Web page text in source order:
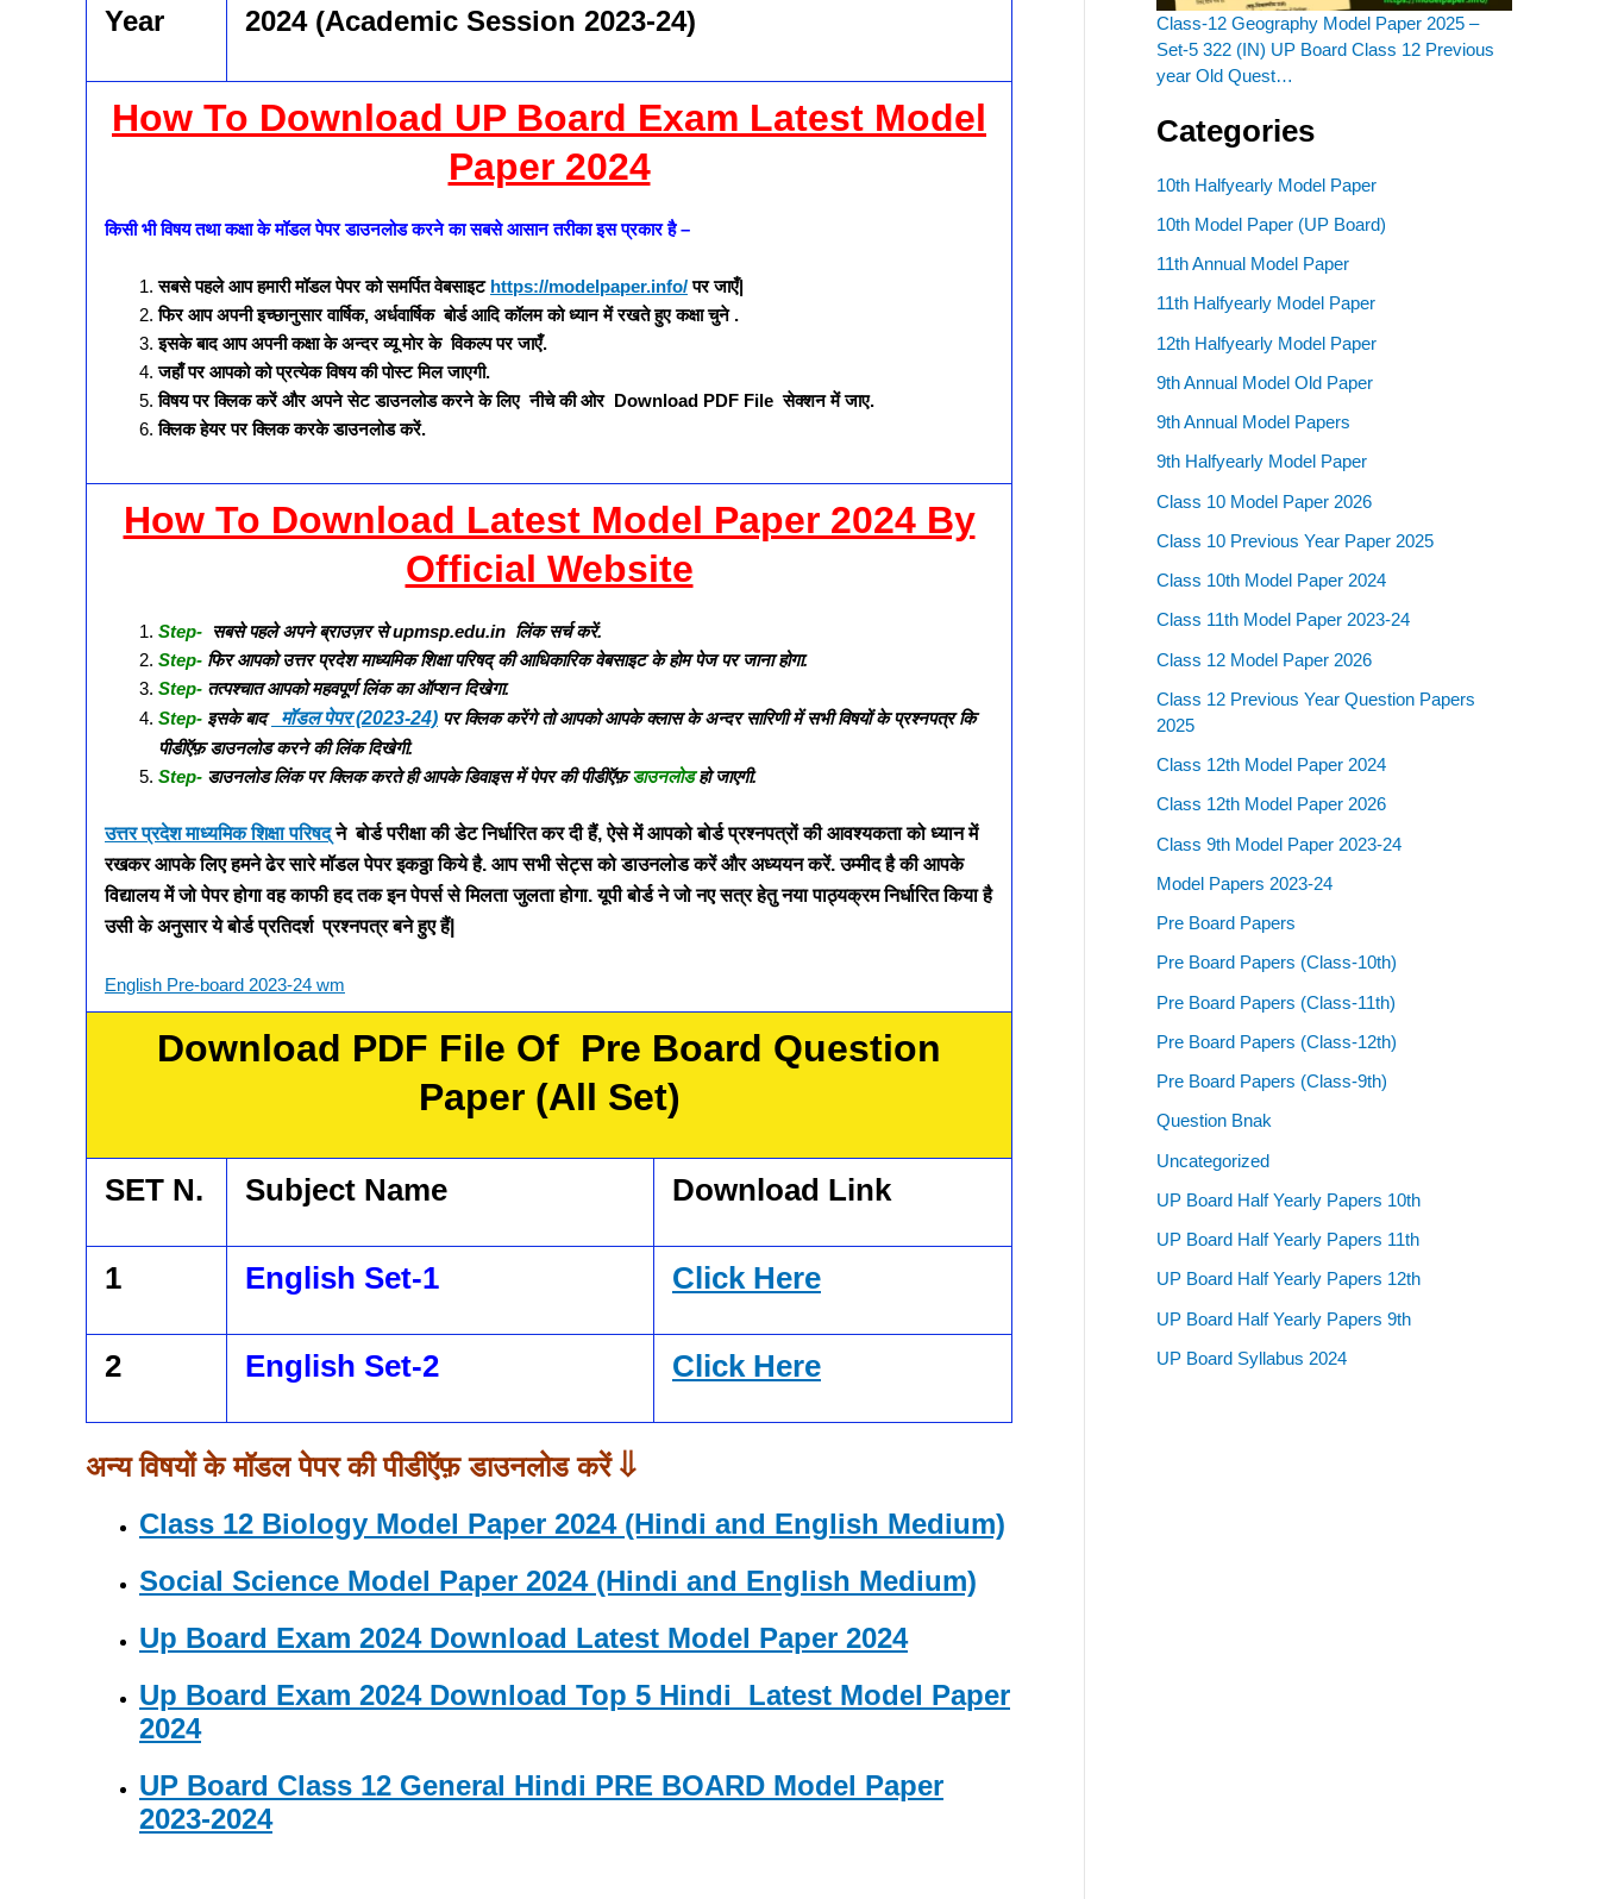
Year 2024 (Academic Session 2023-24)
How To Download UP Board Exam Latest Model
Paper 2024
किसी भी विषय तथा कक्षा के मॉडल पेपर डाउनलोड करने का सबसे आसान तरीका इस प्रकार है –
सबसे पहले आप हमारी मॉडल पेपर को समर्पित वेबसाइट https://modelpaper.info/पर जाएँ|
फिर आप अपनी इच्छानुसार वार्षिक, अर्धवार्षिक बोर्ड आदि कॉलम को ध्यान में रखते हुए कक्षा चुने .
इसके बाद आप अपनी कक्षा के अन्दर व्यू मोर के विकल्प पर जाएँ.
जहाँ पर आपको को प्रत्येक विषय की पोस्ट मिल जाएगी.
विषय पर क्लिक करें और अपने सेट डाउनलोड करने के लिए नीचे की ओर Download PDF File सेक्शन में जाए.
क्लिक हेयर पर क्लिक करके डाउनलोड करें.
How To Download Latest Model Paper 2024 By
Official Website
Step- सबसे पहले अपने ब्राउज़र से upmsp.edu.in लिंक सर्च करें.
Step- फिर आपको उत्तर प्रदेश माध्यमिक शिक्षा परिषद् की आधिकारिक वेबसाइट के होम पेज पर जाना होगा.
Step- तत्पश्चात आपको महवपूर्ण लिंक का ऑप्शन दिखेगा.
Step- इसके बाद मॉडल पेपर (2023-24) पर क्लिक करेंगे तो आपको आपके क्लास के अन्दर सारिणी में सभी विषयों के प्रश्नपत्र कि
पीडीऍफ़ डाउनलोड करने की लिंक दिखेगी.
Step- डाउनलोड लिंक पर क्लिक करते ही आपके डिवाइस में पेपर की पीडीऍफ़डाउनलोडहो जाएगी.
उत्तर प्रदेश माध्यमिक शिक्षा परिषद्ने बोर्ड परीक्षा की डेट निर्धारित कर दी हैं, ऐसे में आपको बोर्ड प्रश्नपत्रों की आवश्यकता को ध्यान में
रखकर आपके लिए हमने ढेर सारे मॉडल पेपर इकठ्ठा किये है. आप सभी सेट्स को डाउनलोड करें और अध्ययन करें.उम्मीद है की आपके
विद्यालय में जो पेपर होगा वह काफी हद तक इन पेपर्स से मिलता जुलता होगा. यूपी बोर्ड ने जो नए सत्र हेतु नया पाठ्यक्रम निर्धारित किया है
उसी के अनुसार ये बोर्ड प्रतिदर्श प्रश्नपत्र बने हुए हैं|
English Pre-board 2023-24 wm
Download PDF File Of Pre Board Question
Paper (All Set)
SET N. Subject Name Download Link
1 English Set-1 Click Here
2 English Set-2 Click Here
अन्य विषयों के मॉडल पेपर की पीडीऍफ़ डाउनलोड करें ⇓
Class 12 Biology Model Paper 2024 (Hindi and English Medium)
Social Science Model Paper 2024 (Hindi and English Medium)
Up Board Exam 2024 Download Latest Model Paper 2024
Up Board Exam 2024 Download Top 5 Hindi Latest Model Paper
2024
UP Board Class 12 General Hindi PRE BOARD Model Paper
2023-2024
Class-12 Geography Model Paper 2025 –
Set-5 322 (IN) UP Board Class 12 Previous
year Old Quest…
Categories
10th Halfyearly Model Paper
10th Model Paper (UP Board)
11th Annual Model Paper
11th Halfyearly Model Paper
12th Halfyearly Model Paper
9th Annual Model Old Paper
9th Annual Model Papers
9th Halfyearly Model Paper
Class 10 Model Paper 2026
Class 10 Previous Year Paper 2025
Class 10th Model Paper 2024
Class 11th Model Paper 2023-24
Class 12 Model Paper 2026
Class 12 Previous Year Question Papers
2025
Class 12th Model Paper 2024
Class 12th Model Paper 2026
Class 9th Model Paper 2023-24
Model Papers 2023-24
Pre Board Papers
Pre Board Papers (Class-10th)
Pre Board Papers (Class-11th)
Pre Board Papers (Class-12th)
Pre Board Papers (Class-9th)
Question Bnak
Uncategorized
UP Board Half Yearly Papers 10th
UP Board Half Yearly Papers 11th
UP Board Half Yearly Papers 12th
UP Board Half Yearly Papers 9th
UP Board Syllabus 2024